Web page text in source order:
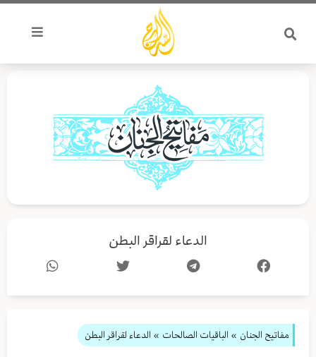
تخطي
المحتوى
الدعاء لقراقر البطن
مفاتيح الجنان » الباقيات الصالحات » الدعاء لقراقر البطن